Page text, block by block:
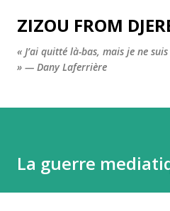
Accéder au
ZIZOU FROM
« J’ai quitté là-bas, mais je ne
» — Dany Laferrière
La guerre